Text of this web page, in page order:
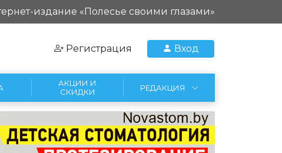
издание «Полесье своими глазами»
Регистрация Вход
АКЦИИ И
СКИДКИ
РЕДАКЦИЯ